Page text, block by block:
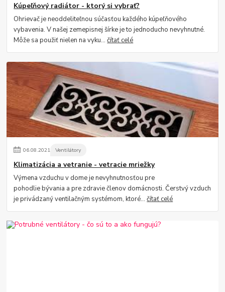
Kúpeľňový radiátor - ktorý si vybrať?
Ohrievač je neoddeliteľnou súčasťou každého kúpeľňového
vybavenia. V našej zemepisnej šírke je to jednoducho nevyhnutné.
Môže sa použiť nielen na vyku...čítať celé
06.08.2021 Ventilátory
Klimatizácia a vetranie - vetracie mriežky
Výmena vzduchu v dome je nevyhnutnosťou pre
pohodlie bývania a pre zdravie členov domácnosti. Čerstvý vzduch
je privádzaný ventilačným systémom, ktoré...čítať celé